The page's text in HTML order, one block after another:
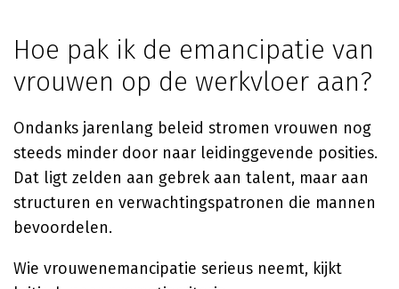
Hoe pak ik de emancipatie van
vrouwen op de werkvloer aan?
Ondanks jarenlang beleid stromen vrouwen nog
steeds minder door naar leidinggevende posities.
Dat ligt zelden aan gebrek aan talent, maar aan
structuren en verwachtingspatronen die mannen
bevoordelen.
Wie vrouwenemancipatie serieus neemt, kijkt